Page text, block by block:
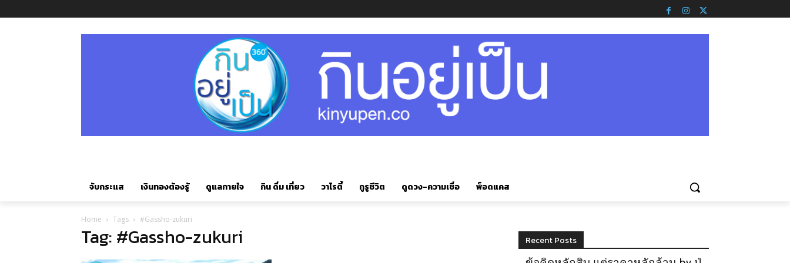
จับกระแส เงินทองต้องรู้ ดูแลกายใจ กิน ดื่ม เที่ยว วาไรตี้ กูรูชีวิต ดูดวง-ความเชื่อ พ็อดแคส
Home Tags #Gassho-zukuri
Tag: #Gassho-zukuri Recent Posts